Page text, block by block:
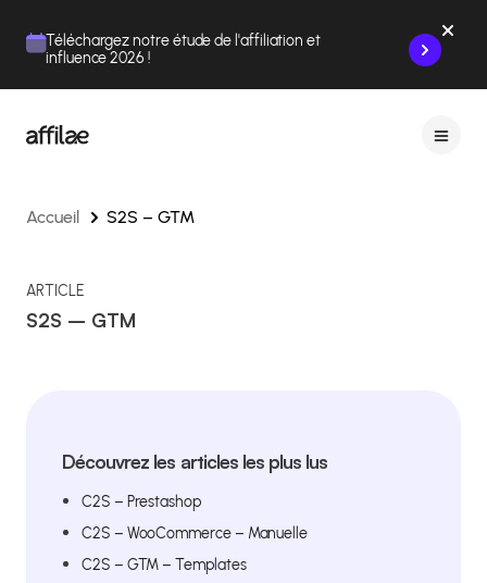
Téléchargez notre étude de l'affiliation et
influence 2026 !
Accueil S2S – GTM
ARTICLE
S2S – GTM
Découvrez les articles les plus lus
C2S – Prestashop
C2S – WooCommerce – Manuelle
C2S – GTM – Templates